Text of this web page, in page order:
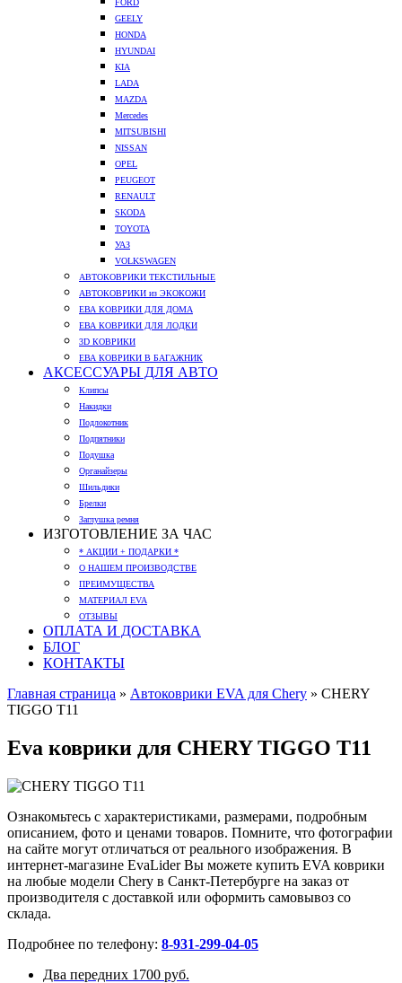
FORD
GEELY
HONDA
HYUNDAI
KIA
LADA
MAZDA
Mercedes
MITSUBISHI
NISSAN
OPEL
PEUGEOT
RENAULT
SKODA
TOYOTA
УАЗ
VOLKSWAGEN
АВТОКОВРИКИ ТЕКСТИЛЬНЫЕ
АВТОКОВРИКИ из ЭКОКОЖИ
ЕВА КОВРИКИ ДЛЯ ДОМА
ЕВА КОВРИКИ ДЛЯ ЛОДКИ
3D КОВРИКИ
ЕВА КОВРИКИ В БАГАЖНИК
АКСЕССУАРЫ ДЛЯ АВТО
Клипсы
Накидки
Подлокотник
Подпятники
Подушка
Органайзеры
Шильдики
Брелки
Заглушка ремня
ИЗГОТОВЛЕНИЕ ЗА ЧАС
* АКЦИИ + ПОДАРКИ *
О НАШЕМ ПРОИЗВОДСТВЕ
ПРЕИМУЩЕСТВА
МАТЕРИАЛ EVA
ОТЗЫВЫ
ОПЛАТА И ДОСТАВКА
БЛОГ
КОНТАКТЫ
Главная страница » Автоковрики EVA для Chery » CHERY
TIGGO T11
Eva коврики для CHERY TIGGO T11
Ознакомьтесь с характеристиками, размерами, подробным
описанием, фото и ценами товаров. Помните, что фотографии
на сайте могут отличаться от реального изображения. В
интернет-магазине EvaLider Вы можете купить EVA коврики
на любые модели Chery в Санкт-Петербурге на заказ от
производителя с доставкой или оформить самовывоз со
склада.
Подробнее по телефону: 8-931-299-04-05
Два передних 1700 руб.